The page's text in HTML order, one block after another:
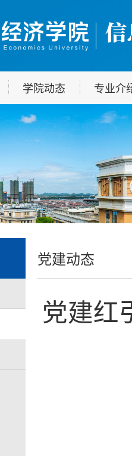
学院动态 专业介
党建动态
党建红